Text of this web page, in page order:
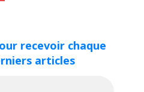
recevoir chaque
articles